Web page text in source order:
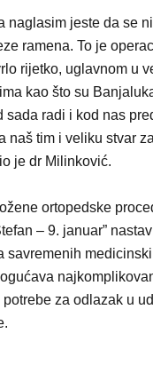
naglasim jeste da se
ramena. To je
rijetko, uglavnom u
kao što su
sada radi i kod nas
naš tim i veliku stvar
je dr Milinković.
ortopedske
– 9. januar”
savremenih
za odlazak u